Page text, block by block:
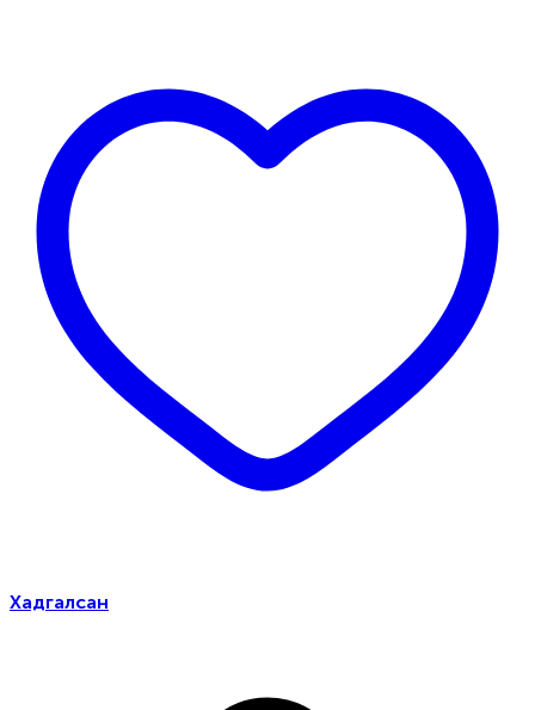
Хадгалсан